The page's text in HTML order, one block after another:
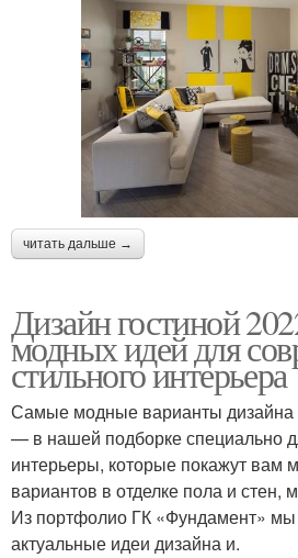
читать дальше →
Дизайн гостиной
модных идей для
стильного интерьера
Самые модные варианты дизайна
— в нашей подборке специально
интерьеры, которые покажут вам
вариантов в отделке пола и стен,
Из портфолио ГК «Фундамент»
актуальные идеи дизайна и.